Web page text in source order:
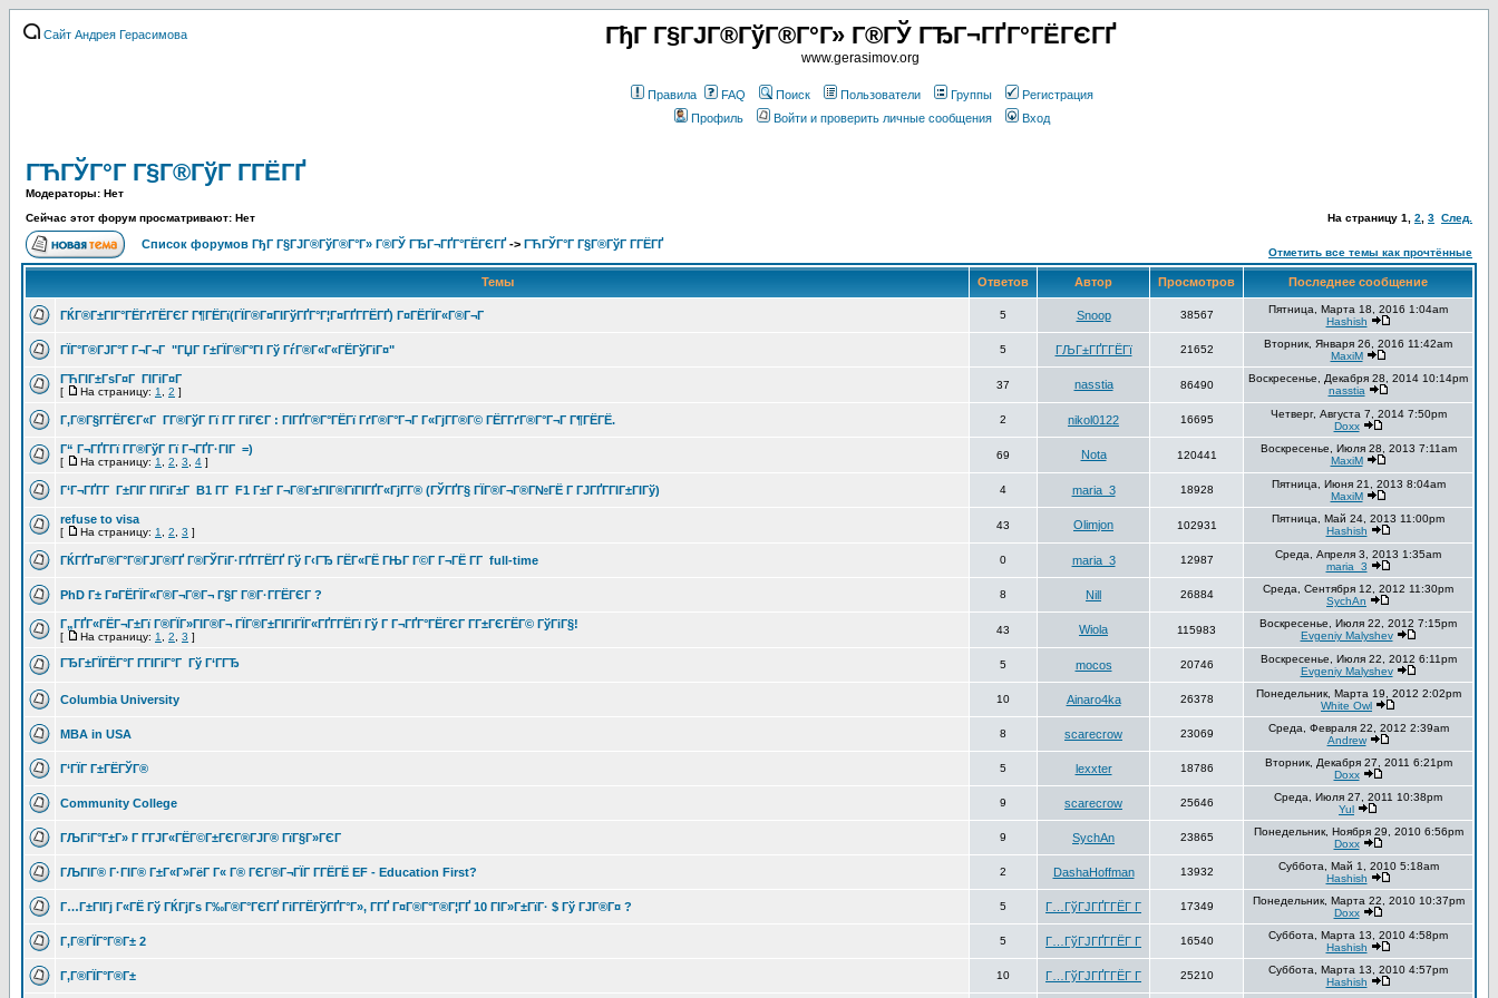
Сайт Андрея Герасимова ГђГ Г§ГЈГ®ГўГ®Г°Г» Г®ГЎ ГЂГ¬ГҐГ°ГЁГЄГҐ
www.gerasimov.org
Правила FAQ Поиск Пользователи Группы
Регистрация
Профиль
Войти и проверить личные сообщения Вход
ГЋГЎГ°Г Г§Г®ГўГ Г­ГЁГҐ
Модераторы: Нет
Сейчас этот форум просматривают: Нет
На страницу 1 2 3 След.
Список форумов ГђГ Г§ГЈГ®ГўГ®Г°Г» Г®ГЎ ГЂГ¬ГҐГ°ГЁГЄГҐ-> ГЋГЎГ°Г Г§Г®ГўГ Г­ГЁГҐ
Отметить все темы как прочтённые
Темы Ответов Автор Просмотров Последнее сообщение
ГЌГ®Г±ГІГ°ГЁГґГЁГЄГ Г¶ГЁГї(ГЇГ®Г¤ГІГўГҐГ°Г¦Г¤ГҐГ­ГЁГҐ) Г¤ГЁГЇГ«Г®Г¬Г 5 Snoop 38567
Пятница, Марта 18, 2016 1:04am
Hashish
ГЇГ°Г®ГЈГ°Г Г¬Г¬Г "ГЏГ Г±ГЇГ®Г°ГІ Гў ГѓГ®Г«Г«ГЁГўГіГ¤" 5 ГЉГ±ГҐГ­ГЁГї 21652
Вторник, Января 26, 2016 11:42am
MaxiM
ГЋГІГ±ГѕГ¤Г ГІГіГ¤Г
[ На страницу: 1 2 ]
37 nasstia 86490
Воскресенье, Декабря 28, 2014 10:14pm
nasstia
Г‚Г®Г§Г­ГЁГЄГ«Г Г­Г®ГўГ Гї Г­Г ГіГЄГ : ГІГҐГ®Г°ГЁГї ГґГ®Г°Г¬Г Г«ГјГ­Г®Г© ГЁГ­ГґГ®Г°Г¬Г Г¶ГЁГЁ. 2 nikol0122 16695
Четверг, Августа 7, 2014 7:50pm
Doxx
Г“ Г¬ГҐГ­Гї Г­Г®ГўГ Гї Г¬ГҐГ·ГІГ =)
[ На страницу: 1 2 3 4 ]
69 Nota 120441
Воскресенье, Июля 28, 2013 7:11am
MaxiM
Г‘Г¬ГҐГ­Г Г±ГІГ ГІГіГ±Г B1 Г­Г F1 Г±Г Г¬Г®Г±ГІГ®ГїГІГҐГ«ГјГ­Г® (ГЎГҐГ§ ГЇГ®Г¬Г®Г№ГЁ Г ГЈГҐГ­ГІГ±ГІГў) 4 maria_3 18928
Пятница, Июня 21, 2013 8:04am
MaxiM
refuse to visa
[ На страницу: 1 2 3 ]
43 Olimjon 102931
Пятница, Май 24, 2013 11:00pm
Hashish
ГЌГҐГ¤Г®Г°Г®ГЈГ®ГҐ Г®ГЎГіГ·ГҐГ­ГЁГҐ Гў Г‹ГЂ ГЁГ«ГЁ ГЊГ Г©Г Г¬ГЁ Г­Г full-time 0 maria_3 12987
Среда, Апреля 3, 2013 1:35am
maria_3
PhD Г± Г¤ГЁГЇГ«Г®Г¬Г®Г¬ Г§Г Г®Г·Г­ГЁГЄГ ? 8 Nill 26884
Среда, Сентября 12, 2012 11:30pm
SychAn
Г„ГҐГ«ГЁГ¬Г±Гї Г®ГЇГ»ГІГ®Г¬ ГЇГ®Г±ГІГіГЇГ«ГҐГ­ГЁГї Гў Г Г¬ГҐГ°ГЁГЄГ Г­Г±ГЄГЁГ© ГўГіГ§!
[ На страницу: 1 2 3 ]
43 Wiola 115983
Воскресенье, Июля 22, 2012 7:15pm
Evgeniy Malyshev
ГЂГ±ГЇГЁГ°Г Г­ГІГіГ°Г Гў Г‘ГГЂ 5 mocos 20746
Воскресенье, Июля 22, 2012 6:11pm
Evgeniy Malyshev
Columbia University 10 Ainaro4ka 26378
Понедельник, Марта 19, 2012 2:02pm
White Owl
MBA in USA 8 scarecrow 23069
Среда, Февраля 22, 2012 2:39am
Andrew
Г‘ГЇГ Г±ГЁГЎГ® 5 lexxter 18786
Вторник, Декабря 27, 2011 6:21pm
Doxx
Community College 9 scarecrow 25646
Среда, Июля 27, 2011 10:38pm
Yul
ГЉГіГ°Г±Г» Г Г­ГЈГ«ГЁГ©Г±ГЄГ®ГЈГ® ГїГ§Г»ГЄГ 9 SychAn 23865
Понедельник, Ноября 29, 2010 6:56pm
Doxx
ГЉГІГ® Г·ГІГ® Г±Г«Г»ГёГ Г« Г® ГЄГ®Г¬ГЇГ Г­ГЁГЁ EF - Education First? 2 DashaHoffman 13932
Суббота, Май 1, 2010 5:18am
Hashish
Г…Г±ГІГј Г«ГЁ Гў ГЌГјГѕ Г‰Г®Г°ГЄГҐ ГіГ­ГЁГўГҐГ°Г», Г­ГҐ Г¤Г®Г°Г®Г¦ГҐ 10 ГІГ»Г±ГїГ· $ Гў ГЈГ®Г¤ ? 5 Г…ГўГЈГҐГ­ГЁГ Г­ 17349
Понедельник, Марта 22, 2010 10:37pm
Doxx
Г‚Г®ГЇГ°Г®Г± 2 5 Г…ГўГЈГҐГ­ГЁГ Г­ 16540
Суббота, Марта 13, 2010 4:58pm
Hashish
Г‚Г®ГЇГ°Г®Г± 10 Г…ГўГЈГҐГ­ГЁГ Г­ 25210
Суббота, Марта 13, 2010 4:57pm
Hashish